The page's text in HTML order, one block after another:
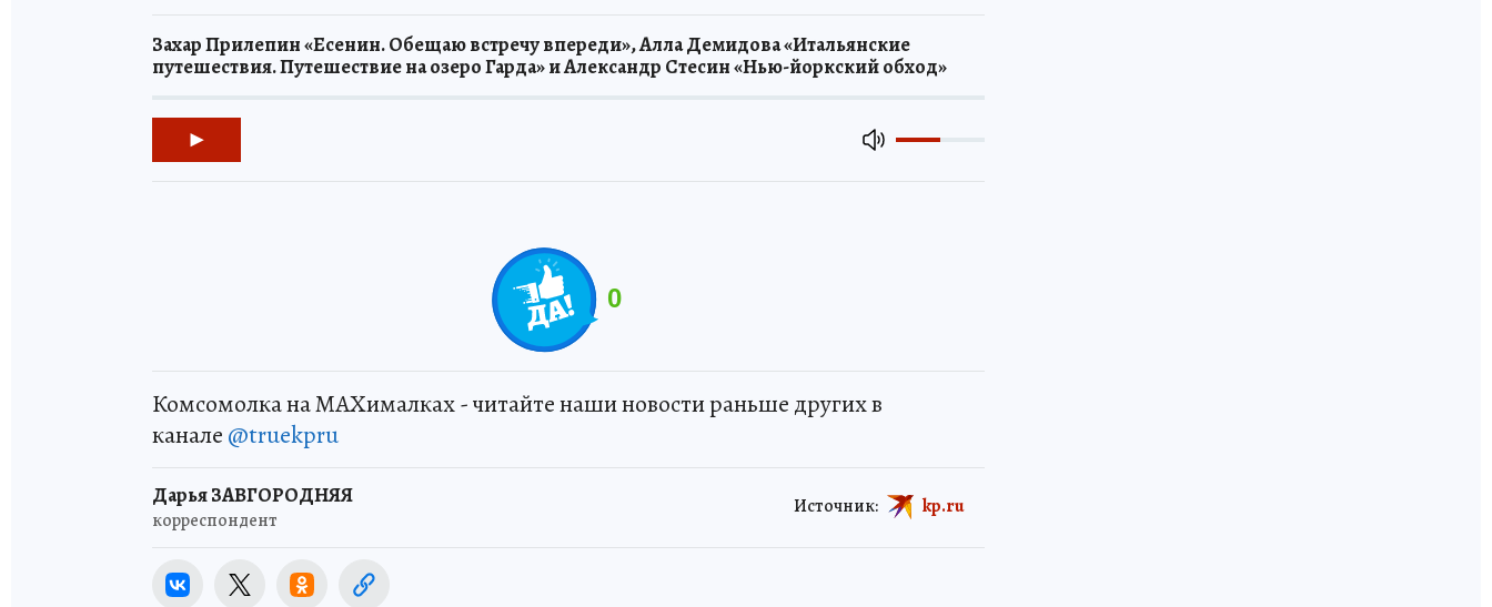
Захар Прилепин «Есенин. Обещаю встречу впереди», Алла Демидова «Итальянские
путешествия. Путешествие на озеро Гарда» и Александр Стесин «Нью-йоркский обход»
0
Комсомолка на MAXималках - читайте наши новости раньше других в
канале @truekpru
Дарья ЗАВГОРОДНЯЯ
корреспондент
Источник: kp.ru